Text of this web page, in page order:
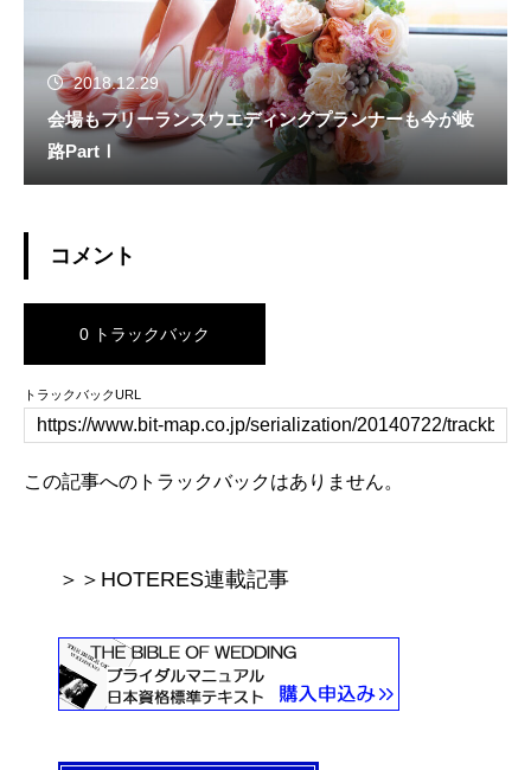
2018.12.29
会場もフリーランスウエディングプランナーも今が岐
路PartⅠ
コメント
0 トラックバック
トラックバックURL
この記事へのトラックバックはありません。
＞＞HOTERES連載記事